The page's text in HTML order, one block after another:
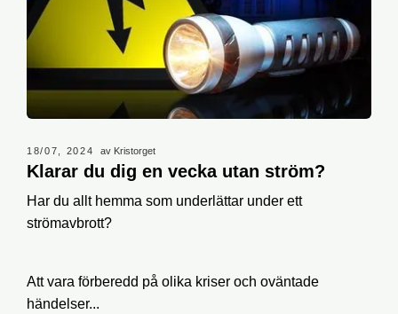
18/07, 2024 av Kristorget
Klarar du dig en vecka utan ström?
Har du allt hemma som underlättar under ett
strömavbrott?
Att vara förberedd på olika kriser och oväntade
händelser...